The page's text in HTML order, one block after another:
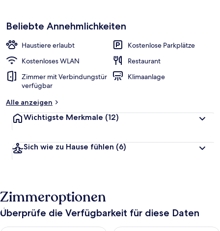
Beliebte Annehmlichkeiten
Haustiere erlaubt
Kostenlose Parkplätze
Kostenloses WLAN
Restaurant
Zimmer mit Verbindungstür
verfügbar
Klimaanlage
Alle anzeigen
Wichtigste Merkmale (12)
Sich wie zu Hause fühlen (6)
Zimmeroptionen
Überprüfe die Verfügbarkeit für diese Daten